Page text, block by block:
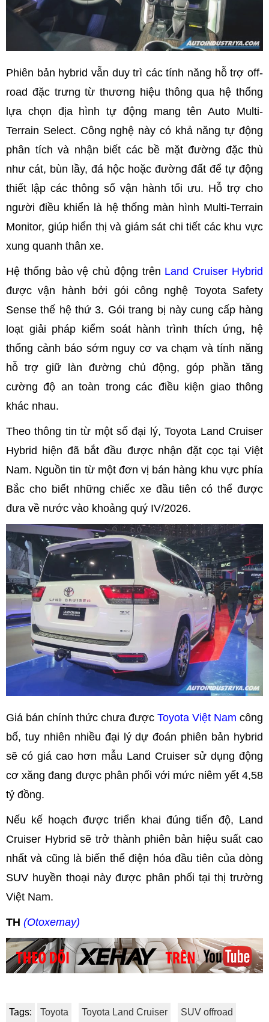
Phiên bản hybrid vẫn duy trì các tính năng hỗ trợ off-
road đặc trưng từ thương hiệu thông qua hệ thống
lựa chọn địa hình tự động mang tên Auto Multi-
Terrain Select. Công nghệ này có khả năng tự động
phân tích và nhận biết các bề mặt đường đặc thù
như cát, bùn lầy, đá hộc hoặc đường đất để tự động
thiết lập các thông số vận hành tối ưu. Hỗ trợ cho
người điều khiển là hệ thống màn hình Multi-Terrain
Monitor, giúp hiển thị và giám sát chi tiết các khu vực
xung quanh thân xe.
Hệ thống bảo vệ chủ động trên Land Cruiser Hybrid
được vận hành bởi gói công nghệ Toyota Safety
Sense thế hệ thứ 3. Gói trang bị này cung cấp hàng
loạt giải pháp kiểm soát hành trình thích ứng, hệ
thống cảnh báo sớm nguy cơ va chạm và tính năng
hỗ trợ giữ làn đường chủ động, góp phần tăng
cường độ an toàn trong các điều kiện giao thông
khác nhau.
Theo thông tin từ một số đại lý, Toyota Land Cruiser
Hybrid hiện đã bắt đầu được nhận đặt cọc tại Việt
Nam. Nguồn tin từ một đơn vị bán hàng khu vực phía
Bắc cho biết những chiếc xe đầu tiên có thể được
đưa về nước vào khoảng quý IV/2026.
Giá bán chính thức chưa được Toyota Việt Nam công
bố, tuy nhiên nhiều đại lý dự đoán phiên bản hybrid
sẽ có giá cao hơn mẫu Land Cruiser sử dụng động
cơ xăng đang được phân phối với mức niêm yết 4,58
tỷ đồng.
Nếu kế hoạch được triển khai đúng tiến độ, Land
Cruiser Hybrid sẽ trở thành phiên bản hiệu suất cao
nhất và cũng là biến thể điện hóa đầu tiên của dòng
SUV huyền thoại này được phân phối tại thị trường
Việt Nam.
TH (Otoxemay)
Tags: Toyota Toyota Land Cruiser SUV offroad